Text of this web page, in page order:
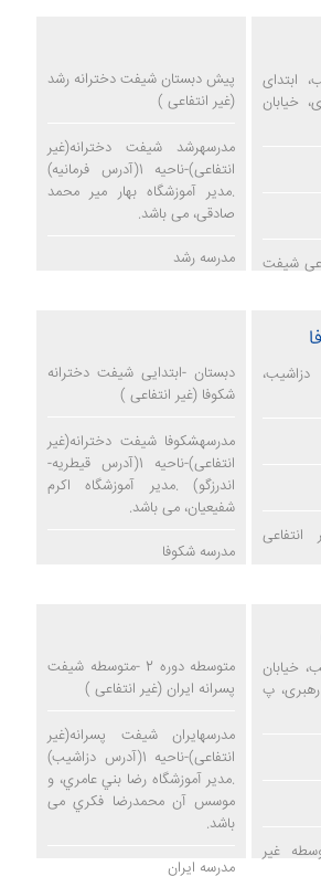
ابتدای
خیابان
شیفت
پیش دبستان شیفت دخترانه رشد
(غیر انتفاعی )
مدرسهرشد شیفت دخترانه(غیر
انتفاعی)-ناحیه 1(آدرس فرمانیه)
.مدیر آموزشگاه بهار میر محمد
صادقی، می باشد.
مدرسه رشد
دزاشیب،
انتفاعی
دبستان -ابتدایی شیفت دخترانه
شکوفا (غیر انتفاعی )
مدرسهشکوفا شیفت دخترانه(غیر
انتفاعی)-ناحیه 1(آدرس قیطریه-
اندرزگو) .مدیر آموزشگاه اکرم
شفیعیان، می باشد.
مدرسه شکوفا
خیابان
پ
2 -متوسطه غیر
متوسطه دوره 2 -متوسطه شیفت
پسرانه ایران (غیر انتفاعی )
مدرسهایران شیفت پسرانه(غیر
انتفاعی)-ناحیه 1(آدرس دزاشیب)
.مدیر آموزشگاه رضا بني عامري، و
موسس آن محمدرضا فكري می
باشد.
مدرسه ایران